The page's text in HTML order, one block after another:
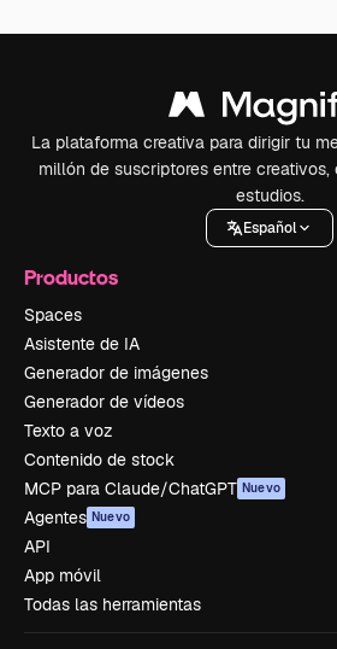
La plataforma creativa para dirigir tu
millón de suscriptores entre creativos,
estudios.
Español
Productos
Spaces
Asistente de IA
Generador de imágenes
Generador de vídeos
Texto a voz
Contenido de stock
MCP para Claude/ChatGPT Nuevo
Agentes Nuevo
API
App móvil
Todas las herramientas